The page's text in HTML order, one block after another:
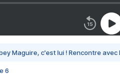
Maguire, c'est lui ! Rencontre avec
6